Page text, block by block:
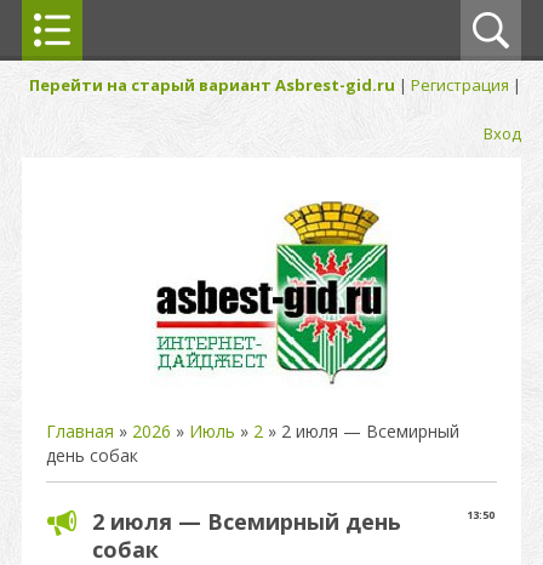
Перейти на старый вариант Asbrest-gid.ru | Регистрация |
Вход
Главная » 2026 » Июль » 2 » 2 июля — Всемирный
день собак
13:50
2 июля — Всемирный день
собак